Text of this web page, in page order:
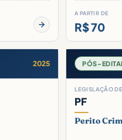
A PARTIR DE
R$ 70
2025 PÓS-
LEGISLAÇÃO
PF
Perito